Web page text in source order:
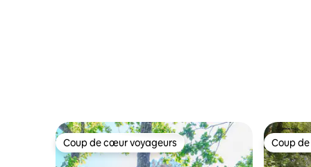
Coup de cœur voyageurs
Coup de cœur voyageurs Coup
Coup